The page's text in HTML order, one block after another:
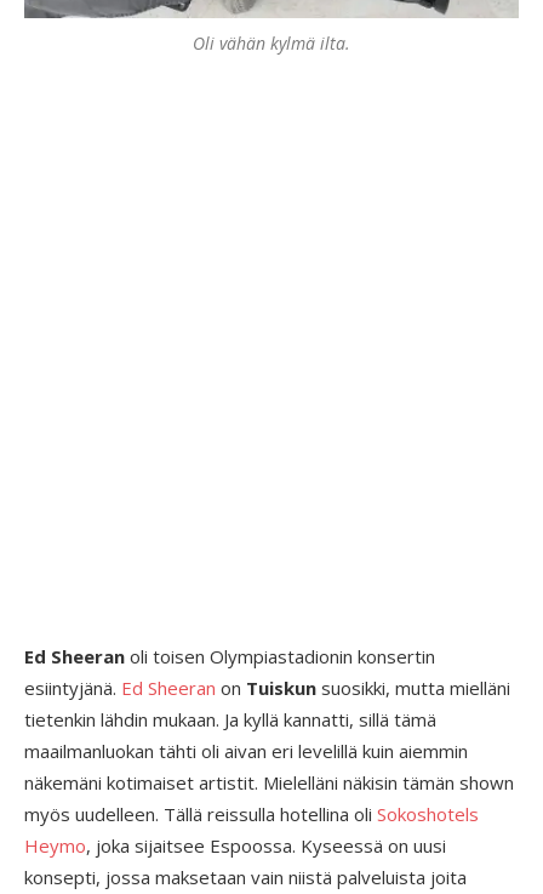
Oli vähän kylmä ilta.
Ed Sheeran oli toisen Olympiastadionin konsertin
esiintyjänä. Ed Sheeran on Tuiskun suosikki, mutta mielläni
tietenkin lähdin mukaan. Ja kyllä kannatti, sillä tämä
maailmanluokan tähti oli aivan eri levelillä kuin aiemmin
näkemäni kotimaiset artistit. Mielelläni näkisin tämän shown
myös uudelleen. Tällä reissulla hotellina oli Sokoshotels
Heymo, joka sijaitsee Espoossa. Kyseessä on uusi
konsepti, jossa maksetaan vain niistä palveluista joita